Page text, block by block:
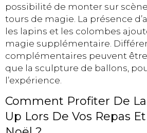
possibilité de monter sur
tours de magie. La présence
les lapins et les colombes
magie supplémentaire.
complémentaires peuvent
que la sculpture de ballons,
l’expérience.
Comment Profiter De
Up Lors De Vos Repas